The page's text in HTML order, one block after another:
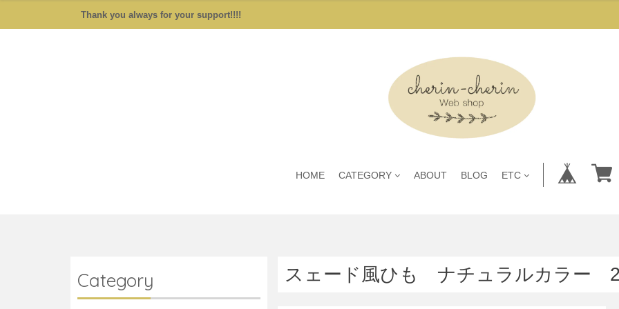
Thank you always for your support!!!!
HOME CATEGORY ABOUT BLOG ETC
スェード風ひも ナチュラルカラー
Category